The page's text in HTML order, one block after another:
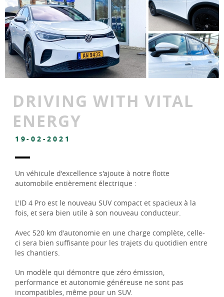
DRIVING WITH VITAL
ENERGY
19-02-2021
Un véhicule d'excellence s'ajoute à notre flotte
automobile entièrement électrique :
L'ID 4 Pro est le nouveau SUV compact et spacieux à la
fois, et sera bien utile à son nouveau conducteur.
Avec 520 km d'autonomie en une charge complète, celle-
ci sera bien suffisante pour les trajets du quotidien entre
les chantiers.
Un modèle qui démontre que zéro émission,
performance et autonomie généreuse ne sont pas
incompatibles, même pour un SUV.